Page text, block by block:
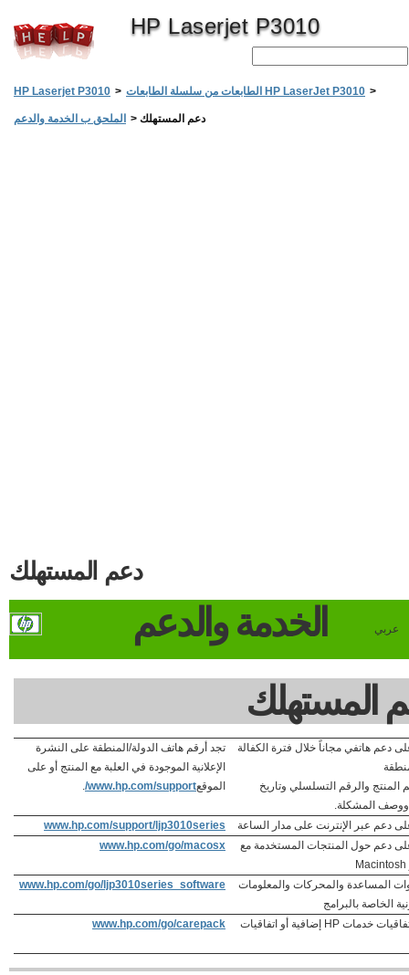
HP Laserjet P3010
HP Laserjet P3010 > الطابعات من سلسلة الطابعات HP LaserJet P3010 >
الملحق ب الخدمة والدعم > دعم المستهلك
دعم المستهلك
الخدمة والدعم عربي
المستهلك
دعم هاتفي مجاناً خلال فترة الكفالة
المنتج والرقم التسلسلي وتاريخ
ووصف المشكلة.
تجد أرقم هاتف الدولة/المنطقة على النشرة
الإعلانية الموجودة في العلبة مع المنتج أو على
الموقعwww.hp.com/support/
.
دعم عبر الإنترنت على مدار الساعة
www.hp.com/support/ljp3010series
دعم حول المنتجات المستخدمة مع
www.hp.com/go/macosx
المساعدة والمحركات والمعلومات
الخاصة بالبرامج
www.hp.com/go/ljp3010series_software
اطلب اتفاقيات خدمات HP إضافية أو اتفاقيات www.hp.com/go/carepack